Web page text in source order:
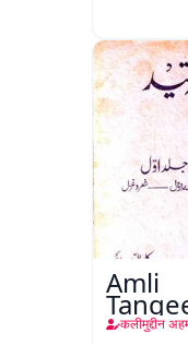
Amli
कलीमुद्दीन